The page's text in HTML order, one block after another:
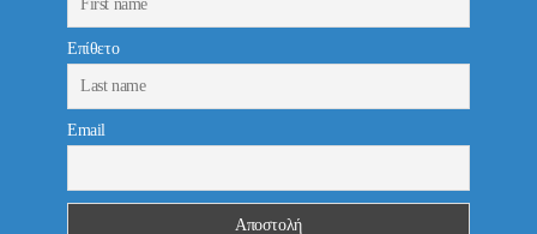
Επίθετο
Email